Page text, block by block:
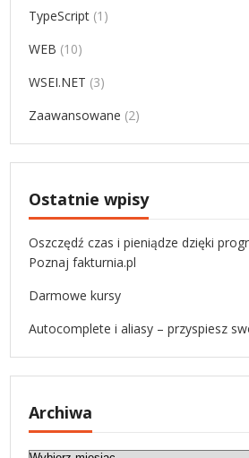
TypeScript (1)
WEB (10)
WSEI.NET (3)
Zaawansowane (2)
Ostatnie wpisy
Oszczędź czas i pieniądze dzięki
Poznaj fakturnia.pl
Darmowe kursy
Autocomplete i aliasy – przyspiesz
Archiwa